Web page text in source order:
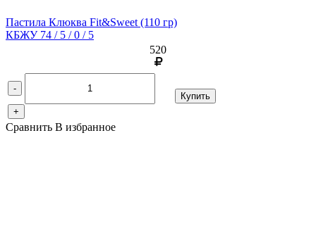
Пастила Клюква Fit&Sweet (110 гр)
КБЖУ 74 / 5 / 0 / 5
520
-
+
Купить
Сравнить В избранное